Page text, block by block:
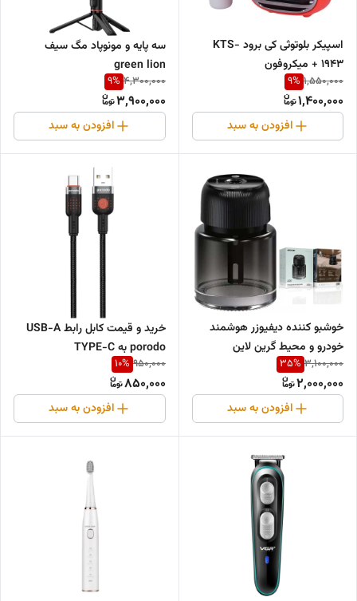
اسپیکر بلوتوثی کی برود KTS-
1943 + میکروفون
1,550,000
9%
1,400,000
افزودن به سبد
سه پایه و مونوپاد مگ سیف
green lion
4,300,000
9%
3,900,000
افزودن به سبد
خوشبو کننده دیفیوزر هوشمند
خودرو و محیط گرین لاین
3,100,000
35%
2,000,000
افزودن به سبد
خرید و قیمت کابل رابط USB-A
porodo به TYPE-C
950,000
10%
850,000
افزودن به سبد